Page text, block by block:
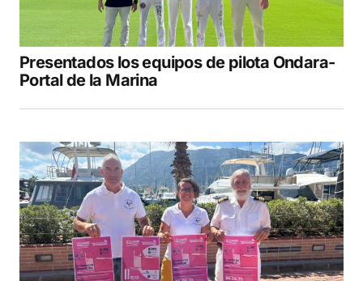
Presentados los equipos de pilota Ondara-
Portal de la Marina